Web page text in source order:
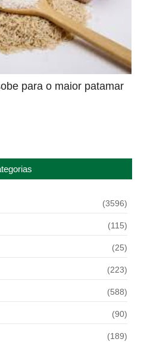
para o maior patamar
(3596)
(115)
(25)
(223)
(588)
(90)
(189)